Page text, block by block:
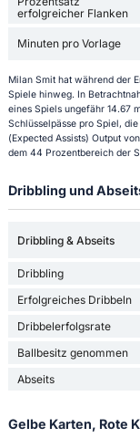
erfolgreicher Flanken
Minuten pro Vorlage
Milan Smit hat während der
Spiele hinweg. In
eines Spiels ungefähr 14.67
Schlüsselpässe pro Spiel,
(Expected Assists) Output
dem 44 Prozentbereich der
Dribbling und
Dribbling & Abseits
Dribbling
Erfolgreiches Dribbeln
Dribbelerfolgsrate
Ballbesitz genommen
Abseits
Gelbe Karten, Rote